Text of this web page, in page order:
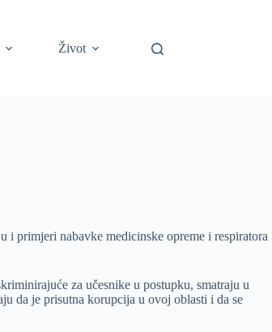
Život
i primjeri nabavke medicinske opreme i respiratora
za učesnike u postupku, smatraju u
da je prisutna korupcija u ovoj oblasti i da se